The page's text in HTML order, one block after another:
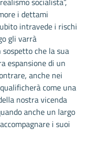
i dettami
intravede i rischi
gli varrà
che la sua
espansione di un
anche nei
come una
nostra vicenda
anche un largo
i suoi